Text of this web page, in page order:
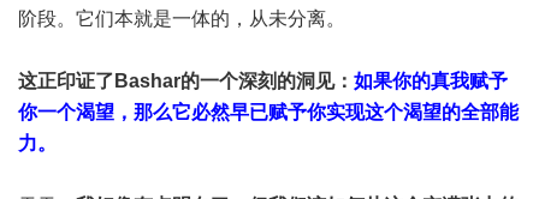
阶段。它们本就是一体的，从未分离。
这正印证了Bashar的一个深刻的洞见： 如果你的真我赋予
你一个渴望，那么它必然早已赋予你实现这个渴望的全部能
力。